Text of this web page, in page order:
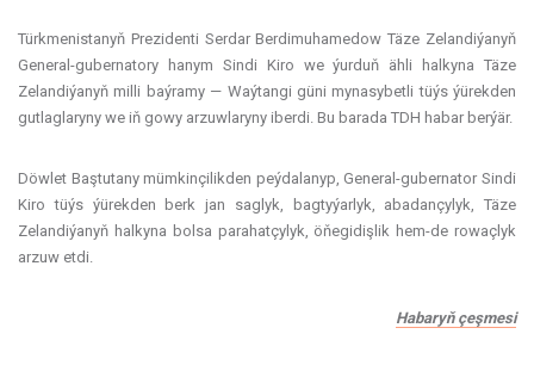
Türkmenistanyň Prezidenti Serdar Berdimuhamedow Täze Zelandiýanyň
General-gubernatory hanym Sindi Kiro we ýurduň ähli halkyna Täze
Zelandiýanyň milli baýramy — Waýtangi güni mynasybetli tüýs ýürekden
gutlaglaryny we iň gowy arzuwlaryny iberdi. Bu barada TDH habar berýär.
Döwlet Baştutany mümkinçilikden peýdalanyp, General-gubernator Sindi
Kiro tüýs ýürekden berk jan saglyk, bagtyýarlyk, abadançylyk, Täze
Zelandiýanyň halkyna bolsa parahatçylyk, öňegidişlik hem-de rowaçlyk
arzuw etdi.
Habaryň çeşmesi